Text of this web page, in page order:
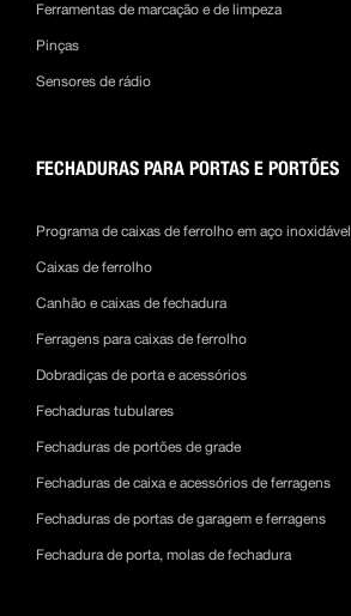
Ferramentas de marcação e de limpeza
Pinças
Sensores de rádio
FECHADURAS PARA PORTAS E PORTÕES
Programa de caixas de ferrolho em aço inoxidável
Caixas de ferrolho
Canhão e caixas de fechadura
Ferragens para caixas de ferrolho
Dobradiças de porta e acessórios
Fechaduras tubulares
Fechaduras de portões de grade
Fechaduras de caixa e acessórios de ferragens
Fechaduras de portas de garagem e ferragens
Fechadura de porta, molas de fechadura